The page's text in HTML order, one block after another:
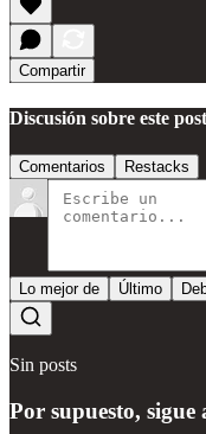
Compartir
Discusión sobre este post
Comentarios Restacks
Lo mejor de Último
Sin posts
Por supuesto, sigue